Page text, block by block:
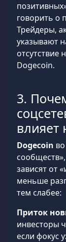
говорить о
Трейдеры,
указывают
отсутствие
Dogecoin.
3.
влияет
Dogecoin
зависят от «
меньше
тем слабее:
Приток
инвесторы
если фокус